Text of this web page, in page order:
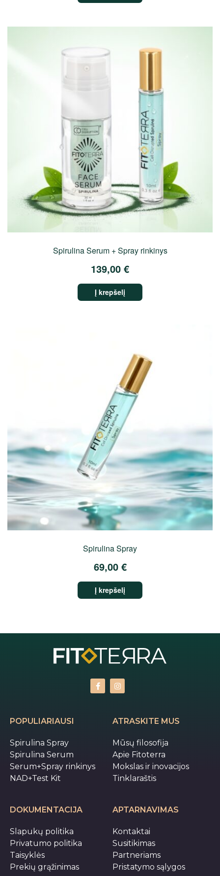
Spirulina Serum + Spray rinkinys
139,00 €
Į krepšelį
Spirulina Spray
69,00 €
Į krepšelį
POPULIARIAUSI
Spirulina Spray
Spirulina Serum
Serum+Spray rinkinys
NAD+Test Kit
ATRASKITE MUS
Mūsų filosofija
Apie Fitoterra
Mokslas ir inovacijos
Tinklaraštis
DOKUMENTACIJA
Slapukų politika
Privatumo politika
Taisyklės
Prekių grąžinimas
APTARNAVIMAS
Kontaktai
Susitikimas
Partneriams
Pristatymo sąlygos